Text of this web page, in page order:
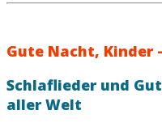
Gute Nacht, Kinder
Schlaflieder und
aller Welt